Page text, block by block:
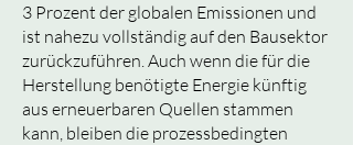
3 Prozent der globalen Emissionen und
ist nahezu vollständig auf den Bausektor
zurückzuführen. Auch wenn die für die
Herstellung benötigte Energie künftig
aus erneuerbaren Quellen stammen
kann, bleiben die prozessbedingten